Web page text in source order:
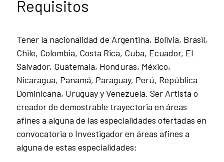
Requisitos
Tener la nacionalidad de Argentina, Bolivia, Brasil,
Chile, Colombia, Costa Rica, Cuba, Ecuador, El
Salvador, Guatemala, Honduras, México,
Nicaragua, Panamá, Paraguay, Perú, República
Dominicana, Uruguay y Venezuela. Ser Artista o
creador de demostrable trayectoria en áreas
afines a alguna de las especialidades ofertadas en
convocatoria o Investigador en áreas afines a
alguna de estas especialidades: